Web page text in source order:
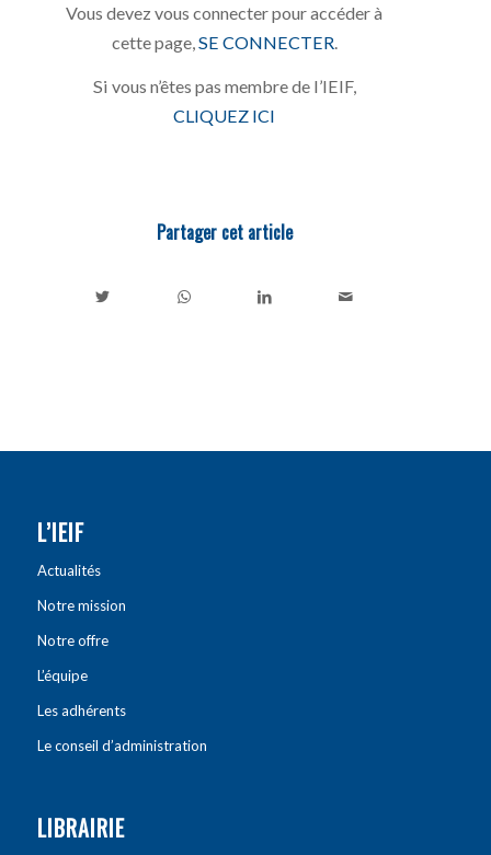
Vous devez vous connecter pour accéder à
cette page, SE CONNECTER
Si vous n’êtes pas membre de l’IEIF,
CLIQUEZ ICI
Partager cet article
L’IEIF
Actualités
Notre mission
Notre offre
L’équipe
Les adhérents
Le conseil d’administration
LIBRAIRIE